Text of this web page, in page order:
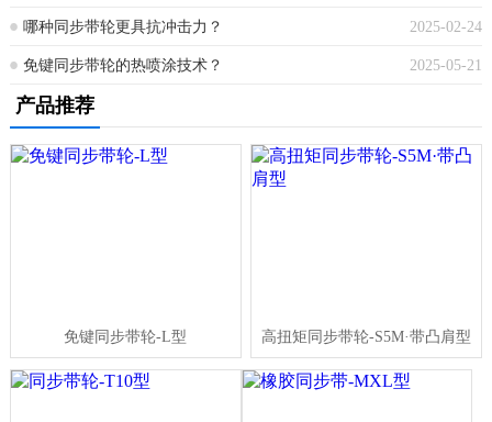
2025-02-24
哪种同步带轮更具抗冲击力？
2025-05-21
免键同步带轮的热喷涂技术？
产品推荐
免键同步带轮-L型 高扭矩同步带轮-S5M·带凸肩型